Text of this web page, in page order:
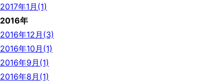
2017年1月(1)
2016年
2016年12月(3)
2016年10月(1)
2016年9月(1)
2016年8月(1)